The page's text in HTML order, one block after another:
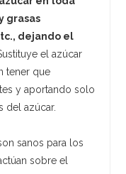
grasas
dejando el
el azúcar
tener que
y aportando solo
del azúcar.
sanos para los
sobre el